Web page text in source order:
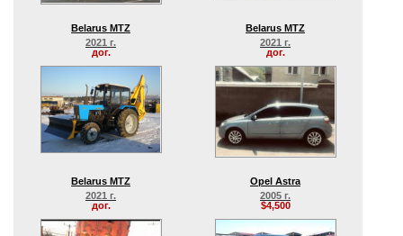
Belarus MTZ
2021 г.
дог.
Belarus MTZ
2021 г.
дог.
Belarus MTZ
2021 г.
дог.
Opel Astra
2005 г.
$4,500